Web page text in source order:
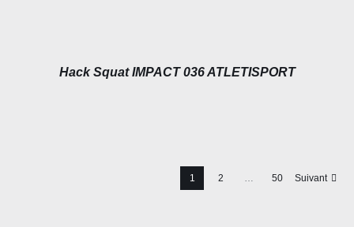
Hack Squat IMPACT 036 ATLETISPORT
1 2 50 Suivant